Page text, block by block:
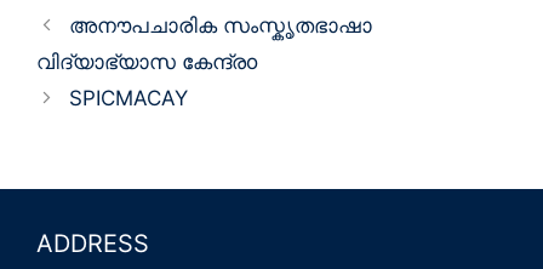
Post
navigation
അനൗപചാരിക സംസ്കൃതഭാഷാ
വിദ്യാഭ്യാസ കേന്ദ്രo
SPICMACAY
ADDRESS